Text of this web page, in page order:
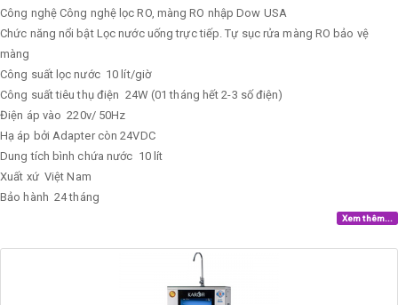
Công nghệ Công nghệ lọc RO, màng RO nhập Dow USA
Chức năng nổi bật Lọc nước uống trực tiếp. Tự sục rửa màng RO bảo vệ
màng
Công suất lọc nước 10 lít/giờ
Công suất tiêu thụ điện 24W (01 tháng hết 2-3 số điện)
Điện áp vào 220v/ 50Hz
Hạ áp bởi Adapter còn 24VDC
Dung tích bình chứa nước 10 lít
Xuất xứ Việt Nam
Bảo hành 24 tháng
Xem thêm...